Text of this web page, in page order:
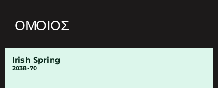
ΌΜΟΙΟΣ
Irish Spring
2038-70